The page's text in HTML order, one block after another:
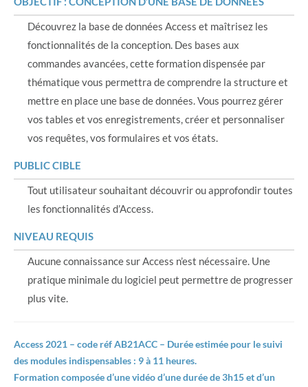
Découvrez la base de données Access et maîtrisez les
fonctionnalités de la conception. Des bases aux
commandes avancées, cette formation dispensée par
thématique vous permettra de comprendre la structure et
mettre en place une base de données. Vous pourrez gérer
vos tables et vos enregistrements, créer et personnaliser
vos requêtes, vos formulaires et vos états.
PUBLIC CIBLE
Tout utilisateur souhaitant découvrir ou approfondir toutes
les fonctionnalités d’Access.
NIVEAU REQUIS
Aucune connaissance sur Access n’est nécessaire. Une
pratique minimale du logiciel peut permettre de progresser
plus vite.
Access 2021 – code réf AB21ACC – Durée estimée pour le suivi
des modules indispensables : 9 à 11 heures.
Formation composée d’une vidéo d’une durée de 3h15 et d’un